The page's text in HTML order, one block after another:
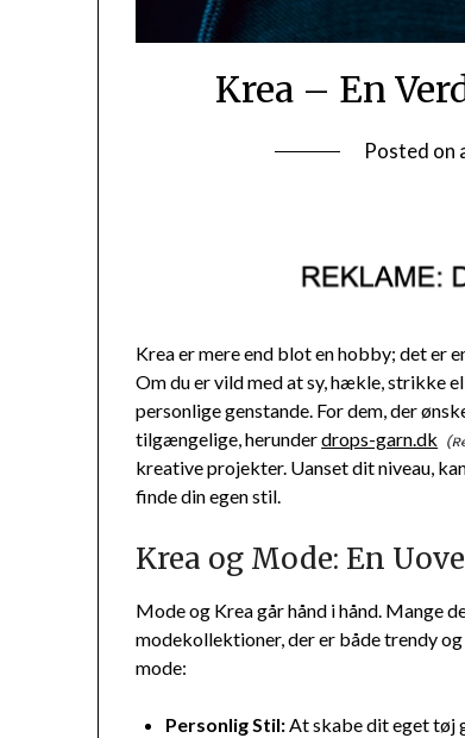
Krea – En
Posted on
Krea er mere end blot en hobby; det er
Om du er vild med at sy, hækle, strikke
personlige genstande. For dem, der
tilgængelige, herunderdrops-garn.dk
kreative projekter. Uanset dit niveau,
finde din egen stil.
Krea og Mode: En
Mode og Krea går hånd i hånd. Mange
modekollektioner, der er både trendy
mode:
Personlig Stil:At skabe dit eget tøj